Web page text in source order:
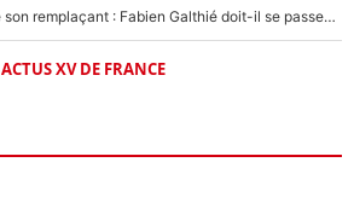
Le XV de France a trouvé son remplaçant : Fabien Galthié doit-il se passer d'Antoine Dupont ?
ACTUS XV DE FRANCE